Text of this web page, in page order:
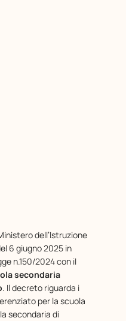
dell’Istruzione
6 giugno 2025 in
n.150/2024 con il
secondaria
. Il decreto riguarda i
per la scuola
secondaria di